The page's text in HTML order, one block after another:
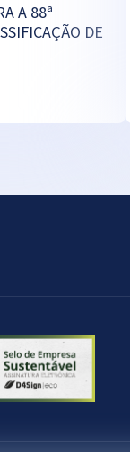
A 88ª
DE